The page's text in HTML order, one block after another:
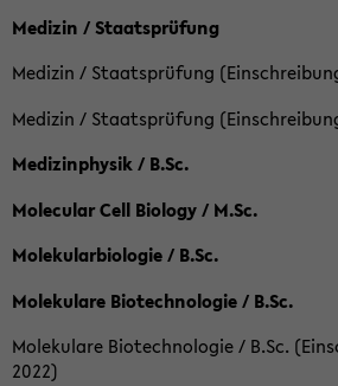
Medizin / Staatsprüfung
Medizin / Staatsprüfung
Medizin / Staatsprüfung
Medizinphysik / B.Sc.
Molecular Cell Biology / M.Sc.
Molekularbiologie / B.Sc.
Molekulare Biotechnologie / B.Sc.
Molekulare Biotechnologie / B.Sc.
2022)